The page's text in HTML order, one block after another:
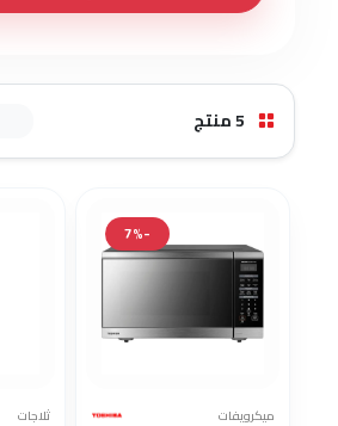
-7%
ميكرويفات ثلاجات